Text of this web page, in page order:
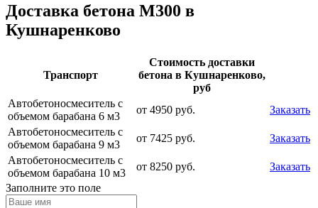
Доставка бетона М300 в
Кушнаренково
Транспорт
Стоимость доставки
бетона в Кушнаренково,
руб
Автобетоносмеситель с
объемом барабана 6 м3
от 4950 руб.
Заказать
Автобетоносмеситель с
объемом барабана 9 м3
от 7425 руб.
Заказать
Автобетоносмеситель с
объемом барабана 10 м3
от 8250 руб.
Заказать
Заполните это поле